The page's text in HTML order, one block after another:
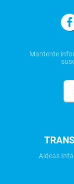
Mantente
Aldeas